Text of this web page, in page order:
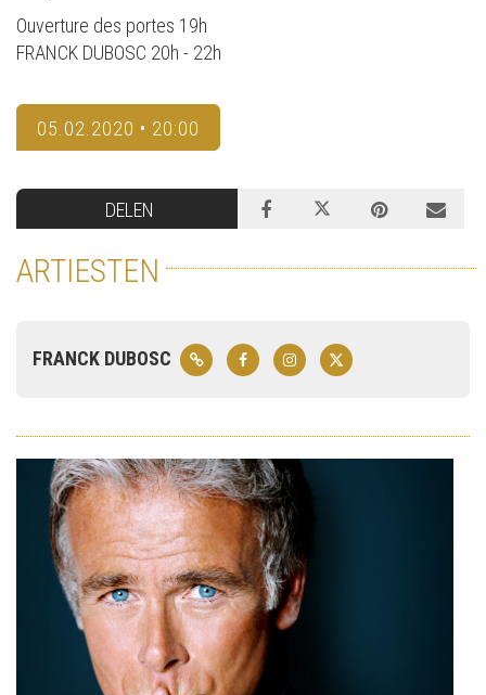
Ouverture des portes 19h
FRANCK DUBOSC 20h - 22h
05.02.2020 • 20:00
DELEN
ARTIESTEN
FRANCK DUBOSC